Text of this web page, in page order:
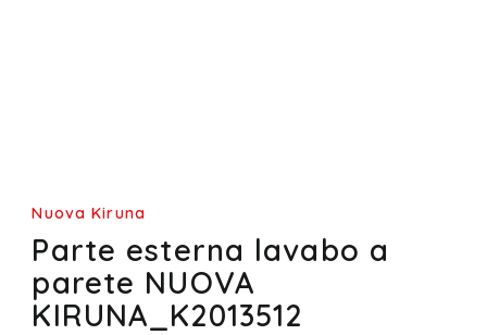
Nuova Kiruna
Parte esterna lavabo a
parete NUOVA
KIRUNA_K2013512